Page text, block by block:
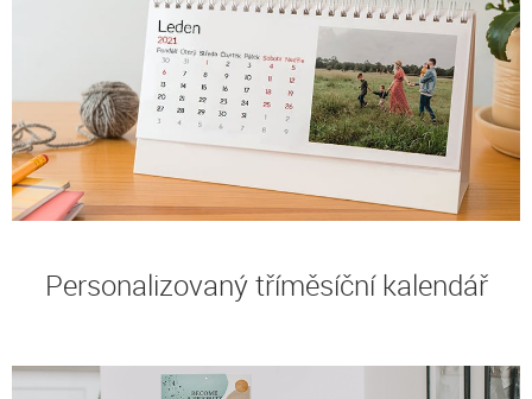
Personalizovaný tříměsíční kalendář